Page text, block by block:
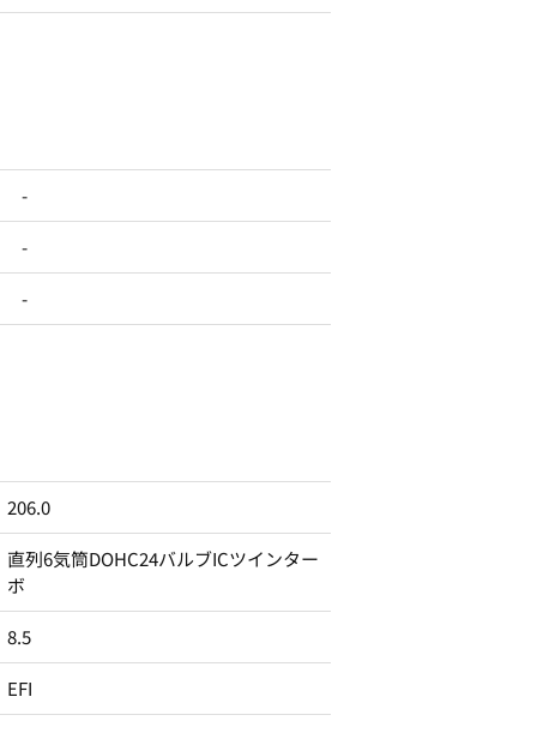
-
-
-
206.0
直列6気筒DOHC24バルブICツインター
ボ
8.5
EFI